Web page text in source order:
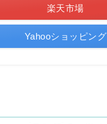
楽天市場
Yahooショッピング